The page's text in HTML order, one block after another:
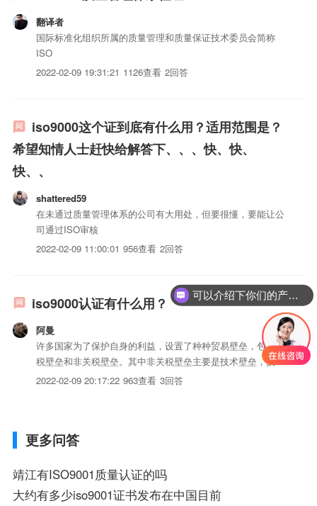
翻译者
国际标准化组织所属的质量管理和质量保证技术委员会简称
ISO
2022-02-09 19:31:21 1126查看 2回答
iso9000这个证到底有什么用？适用范围是？
希望知情人士赶快给解答下、、、快、快、
快、、
shattered59
在未通过质量管理体系的公司有大用处，但要很懂，要能让公
司通过ISO审核
2022-02-09 11:00:01 956查看 2回答
iso9000认证有什么用？
阿曼
许多国家为了保护自身的利益，设置了种种贸易壁垒，包括关
税壁垒和非关税壁垒。其中非关税壁垒主要是技术壁垒，技术
壁垒中，...
2022-02-09 20:17:22 963查看 3回答
更多问答
靖江有ISO9001质量认证的吗
大约有多少iso9001证书发布在中国目前
可以介绍下你们的产品么？